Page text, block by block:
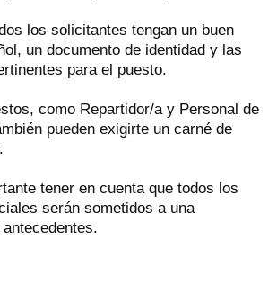
los solicitantes tengan un buen
un documento de identidad y las
para el puesto.
como Repartidor/a y Personal de
pueden exigirte un carné de
tener en cuenta que todos los
serán sometidos a una